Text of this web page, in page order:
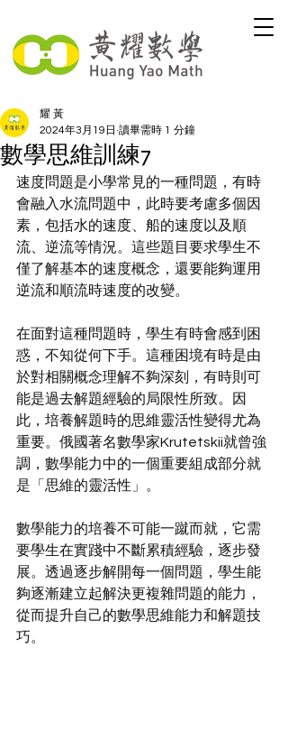
數學思維訓練7
耀 黃
2024年3月19日 讀畢需時 1 分鐘
速度問題是小學常見的一種問題，有時
會融入水流問題中，此時要考慮多個因
素，包括水的速度、船的速度以及順
流、逆流等情況。這些題目要求學生不
僅了解基本的速度概念，還要能夠運用
逆流和順流時速度的改變。
在面對這種問題時，學生有時會感到困
惑，不知從何下手。這種困境有時是由
於對相關概念理解不夠深刻，有時則可
能是過去解題經驗的局限性所致。因
此，培養解題時的思維靈活性變得尤為
重要。俄國著名數學家Krutetskii就曾強
調，數學能力中的一個重要組成部分就
是「思維的靈活性」。
數學能力的培養不可能一蹴而就，它需
要學生在實踐中不斷累積經驗，逐步發
展。透過逐步解開每一個問題，學生能
夠逐漸建立起解決更複雜問題的能力，
從而提升自己的數學思維能力和解題技
巧。